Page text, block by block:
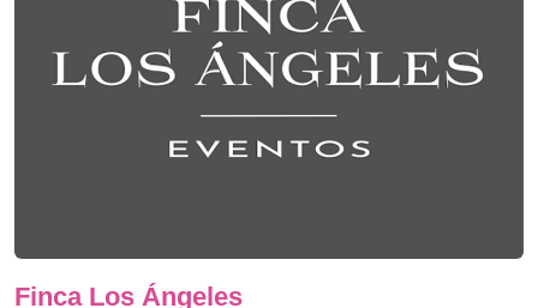
Finca Los Ángeles